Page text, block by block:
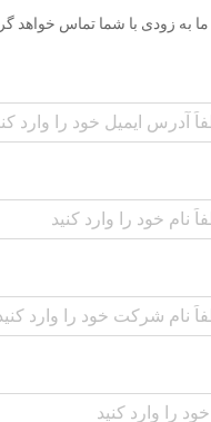
ما به زودی با شما تماس خواهد